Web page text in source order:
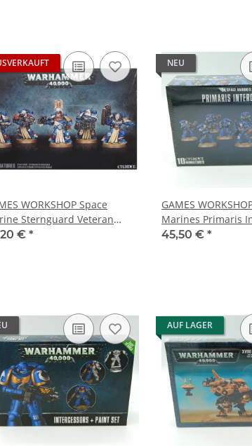
WORKSHOP Space
Sternguard Veteran
48-19 Bausatz
€ *
NEU
GAMES
Marines Primaris
48-75 Bausatz
45,50 € *
AUF LAGER